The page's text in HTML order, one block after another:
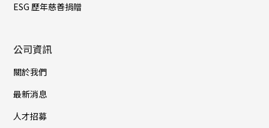
ESG 歷年慈善捐贈
公司資訊
關於我們
最新消息
人才招募